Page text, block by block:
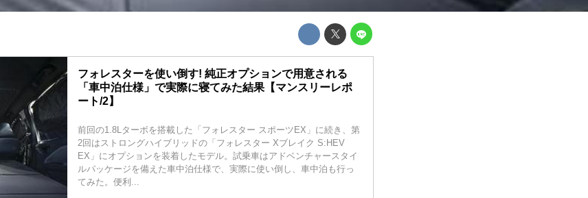
フォレスターを使い倒す! 純正オプションで用意される
「車中泊仕様」で実際に寝てみた結果【マンスリーレポ
ート/2】
前回の1.8Lターボを搭載した「フォレスター スポーツEX」に続き、第
2回はストロングハイブリッドの「フォレスター Xブレイク S:HEV
EX」にオプションを装着したモデル。試乗車はアドベンチャースタイ
ルパッケージを備えた車中泊仕様で、実際に使い倒し、車中泊も行っ
てみた。便利...